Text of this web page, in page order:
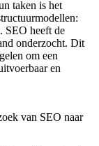
taken is het
SEO heeft de
onderzocht. Dit
om een
en
van SEO naar